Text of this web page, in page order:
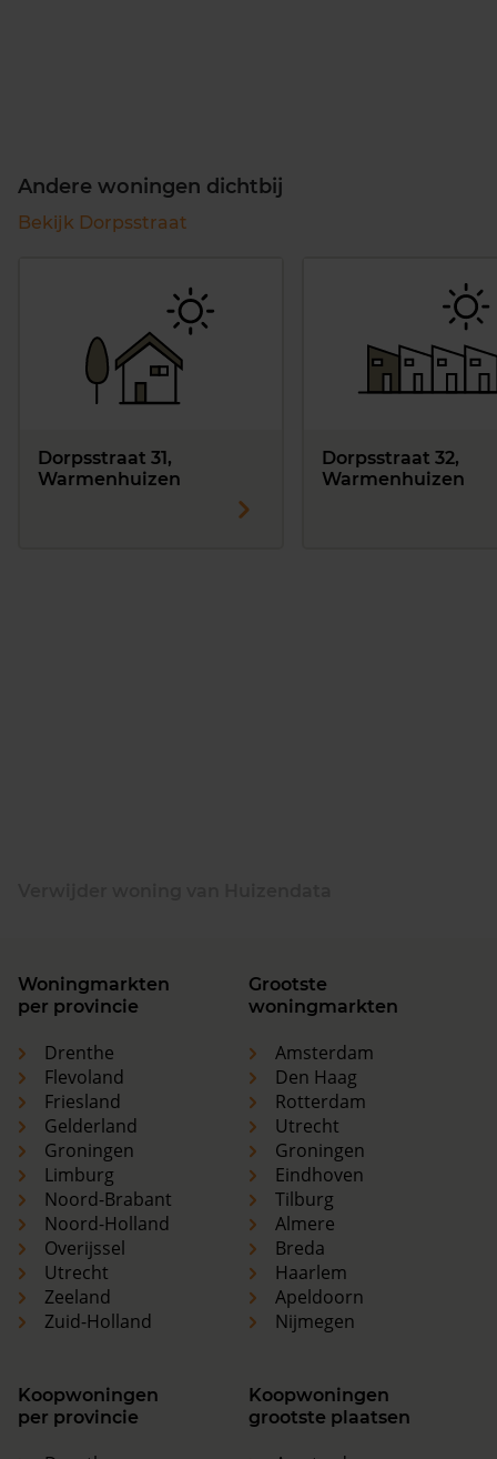
Andere woningen dichtbij
Bekijk Dorpsstraat
Dorpsstraat 31,
Warmenhuizen
Dorpsstraat 32,
Warmenhuizen
Woningmarkten
per provincie
Drenthe
Flevoland
Friesland
Gelderland
Groningen
Limburg
Noord-Brabant
Noord-Holland
Overijssel
Utrecht
Zeeland
Zuid-Holland
Grootste
woningmarkten
Amsterdam
Den Haag
Rotterdam
Utrecht
Groningen
Eindhoven
Tilburg
Almere
Breda
Haarlem
Apeldoorn
Nijmegen
Koopwoningen
per provincie
Koopwoningen
grootste plaatsen